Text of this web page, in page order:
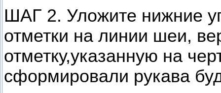
ШАГ 2. Уложите нижние
отметки на линии шеи,
отметку,указанную на
сформировали рукава